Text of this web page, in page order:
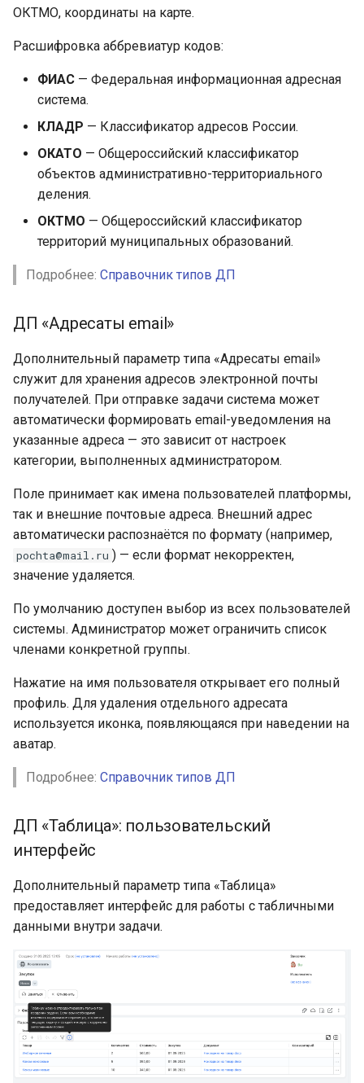
ОКТМО, координаты на карте.
Расшифровка аббревиатур кодов:
ФИАС — Федеральная информационная адресная
система.
КЛАДР — Классификатор адресов России.
ОКАТО — Общероссийский классификатор
объектов административно-территориального
деления.
ОКТМО — Общероссийский классификатор
территорий муниципальных образований.
Подробнее: Справочник типов ДП
ДП «Адресаты email»
Дополнительный параметр типа «Адресаты email»
служит для хранения адресов электронной почты
получателей. При отправке задачи система может
автоматически формировать email-уведомления на
указанные адреса — это зависит от настроек
категории, выполненных администратором.
Поле принимает как имена пользователей платформы,
так и внешние почтовые адреса. Внешний адрес
автоматически распознаётся по формату (например,
pochta@mail.ru ) — если формат некорректен,
значение удаляется.
По умолчанию доступен выбор из всех пользователей
системы. Администратор может ограничить список
членами конкретной группы.
Нажатие на имя пользователя открывает его полный
профиль. Для удаления отдельного адресата
используется иконка, появляющаяся при наведении на
аватар.
Подробнее: Справочник типов ДП
ДП «Таблица»: пользовательский
интерфейс
Дополнительный параметр типа «Таблица»
предоставляет интерфейс для работы с табличными
данными внутри задачи.